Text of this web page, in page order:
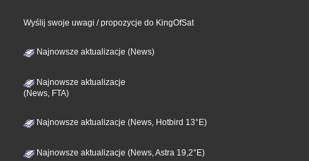
Wyślij swoje uwagi / propozycje do KingOfSat
Najnowsze aktualizacje (News)
Najnowsze aktualizacje
(News, FTA)
Najnowsze aktualizacje (News, Hotbird 13°E)
Najnowsze aktualizacje (News, Astra 19,2°E)